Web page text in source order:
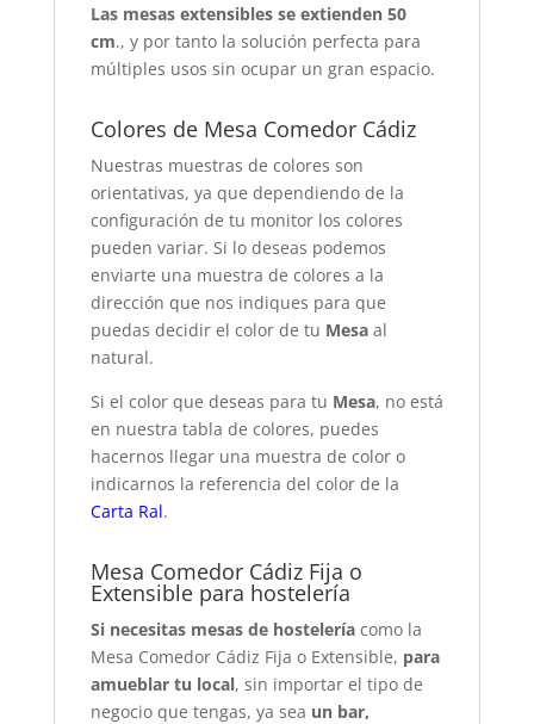
Las mesas extensibles se extienden 50
cm., y por tanto la solución perfecta para
múltiples usos sin ocupar un gran espacio.
Colores de Mesa Comedor Cádiz
Nuestras muestras de colores son
orientativas, ya que dependiendo de la
configuración de tu monitor los colores
pueden variar. Si lo deseas podemos
enviarte una muestra de colores a la
dirección que nos indiques para que
puedas decidir el color de tu Mesaal
natural.
Si el color que deseas para tu Mesa, no está
en nuestra tabla de colores, puedes
hacernos llegar una muestra de color o
indicarnos la referencia del color de la
Carta Ral.
Mesa Comedor Cádiz Fija o
Extensible para hostelería
Si necesitas mesas de hostelería como la
Mesa Comedor Cádiz Fija o Extensible, para
amueblar tu local, sin importar el tipo de
negocio que tengas, ya sea un bar,